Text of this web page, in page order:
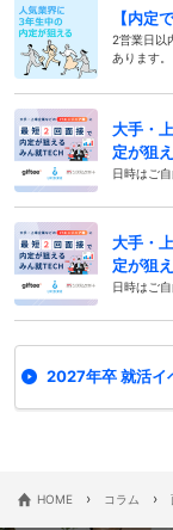
【内定
2営業日以
あります。
大手・
定が狙
日時はご
大手・
定が狙
日時はご
2027年卒 就活イ
HOME › コラム ›